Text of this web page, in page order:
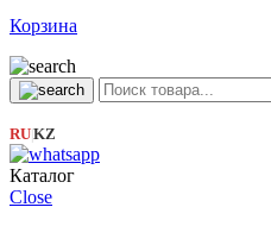
Корзина
RU|KZ
Каталог
Close